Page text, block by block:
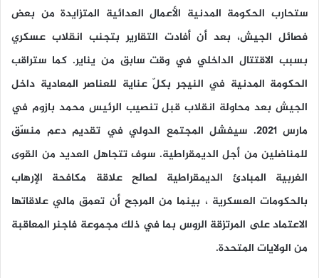
ستحارب الحكومة المدنية الأعمال العدائية المتزايدة من بعض
فصائل الجيش، بعد أن أفادت التقارير بتجنب انقلاب عسكري
بسبب الاقتتال الداخلي في وقت سابق من يناير. كما ستراقب
الحكومة المدنية في النيجر بكلّ عناية للعناصر المعادية داخل
الجيش بعد محاولة انقلاب قبل تنصيب الرئيس محمد بازوم في
مارس 2021. سيفشل المجتمع الدولي في تقديم دعم منسّق
للمناضلين من أجل الديمقراطية. سوف تتجاهل العديد من القوى
الغربية المبادئ الديمقراطية لصالح علاقة مكافحة الإرهاب
بالحكومات العسكرية ، بينما من المرجح أن تعمق مالي علاقاتها
الاعتماد على المرتزقة الروس بما في ذلك مجموعة فاجنر المعاقبة
من الولايات المتحدة.